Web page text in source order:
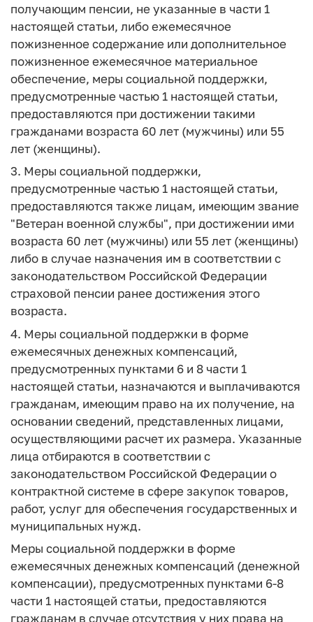
получающим пенсии, не указанные в части 1
настоящей статьи, либо ежемесячное
пожизненное содержание или дополнительное
пожизненное ежемесячное материальное
обеспечение, меры социальной поддержки,
предусмотренные частью 1 настоящей статьи,
предоставляются при достижении такими
гражданами возраста 60 лет (мужчины) или 55
лет (женщины).
3. Меры социальной поддержки,
предусмотренные частью 1 настоящей статьи,
предоставляются также лицам, имеющим звание
"Ветеран военной службы", при достижении ими
возраста 60 лет (мужчины) или 55 лет (женщины)
либо в случае назначения им в соответствии с
законодательством Российской Федерации
страховой пенсии ранее достижения этого
возраста.
4. Меры социальной поддержки в форме
ежемесячных денежных компенсаций,
предусмотренных пунктами 6 и 8 части 1
настоящей статьи, назначаются и выплачиваются
гражданам, имеющим право на их получение, на
основании сведений, представленных лицами,
осуществляющими расчет их размера. Указанные
лица отбираются в соответствии с
законодательством Российской Федерации о
контрактной системе в сфере закупок товаров,
работ, услуг для обеспечения государственных и
муниципальных нужд.
Меры социальной поддержки в форме
ежемесячных денежных компенсаций (денежной
компенсации), предусмотренных пунктами 6-8
части 1 настоящей статьи, предоставляются
гражданам в случае отсутствия у них права на